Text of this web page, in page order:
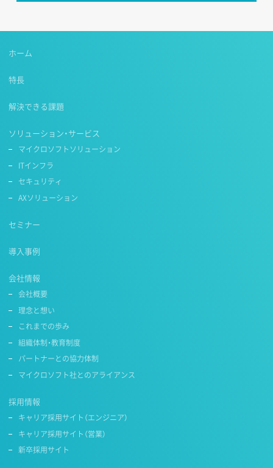
ホーム
特長
解決できる課題
ソリューション・サービス
マイクロソフトソリューション
ITインフラ
セキュリティ
AXソリューション
セミナー
導入事例
会社情報
会社概要
理念と想い
これまでの歩み
組織体制・教育制度
パートナーとの協力体制
マイクロソフト社とのアライアンス
採用情報
キャリア採用サイト（エンジニア）
キャリア採用サイト（営業）
新卒採用サイト